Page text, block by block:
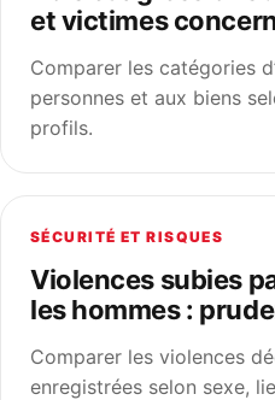
et victimes
Comparer les catégories
personnes et aux biens
profils.
SÉCURITÉ ET RISQUES
Violences subies
les hommes :
Comparer les violences
enregistrées selon sexe,